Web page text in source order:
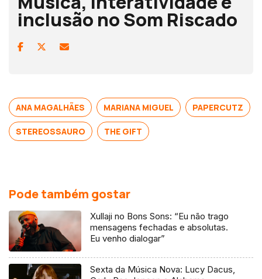
inclusão no Som Riscado
ANA MAGALHÃES MARIANA MIGUEL PAPERCUTZ
STEREOSSAURO THE GIFT
Pode também gostar
Xullaji no Bons Sons: “Eu não trago
mensagens fechadas e absolutas.
Eu venho dialogar”
Sexta da Música Nova: Lucy Dacus,